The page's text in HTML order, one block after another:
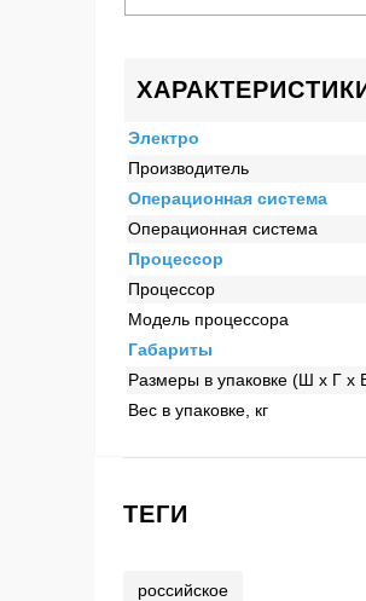
ХАРАКТЕРИСТИКИ
Электро
Производитель
Операционная система
Операционная система
Процессор
Процессор
Модель процессора
Габариты
Размеры в упаковке (Ш x Г x
Вес в упаковке, кг
ТЕГИ
российское